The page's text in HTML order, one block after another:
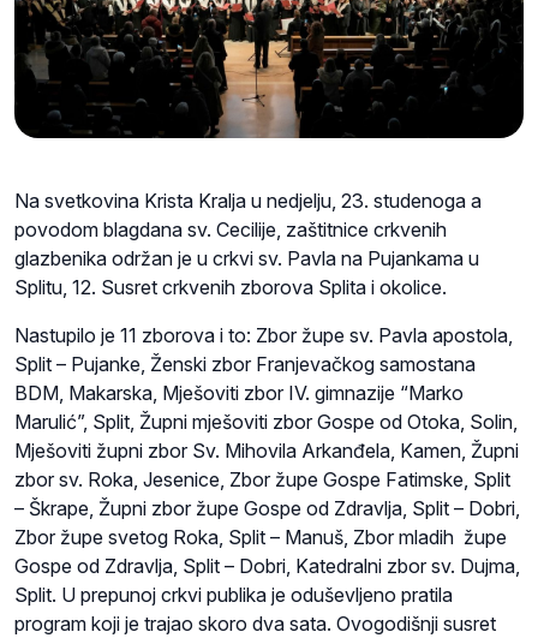
Na svetkovina Krista Kralja u nedjelju, 23. studenoga a
povodom blagdana sv. Cecilije, zaštitnice crkvenih
glazbenika održan je u crkvi sv. Pavla na Pujankama u
Splitu, 12. Susret crkvenih zborova Splita i okolice.
Nastupilo je 11 zborova i to: Zbor župe sv. Pavla apostola,
Split – Pujanke, Ženski zbor Franjevačkog samostana
BDM, Makarska, Mješoviti zbor IV. gimnazije “Marko
Marulić”, Split, Župni mješoviti zbor Gospe od Otoka, Solin,
Mješoviti župni zbor Sv. Mihovila Arkanđela, Kamen, Župni
zbor sv. Roka, Jesenice, Zbor župe Gospe Fatimske, Split
– Škrape, Župni zbor župe Gospe od Zdravlja, Split – Dobri,
Zbor župe svetog Roka, Split – Manuš, Zbor mladih župe
Gospe od Zdravlja, Split – Dobri, Katedralni zbor sv. Dujma,
Split. U prepunoj crkvi publika je oduševljeno pratila
program koji je trajao skoro dva sata. Ovogodišnji susret